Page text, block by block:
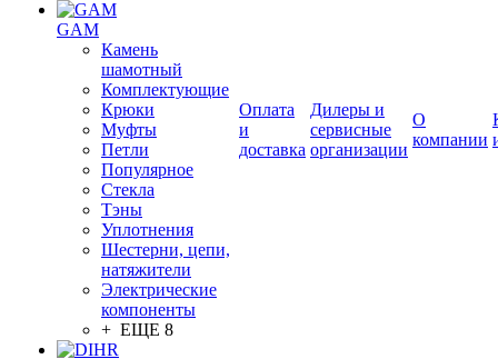
GAM
Камень
шамотный
Комплектующие
Крюки
Муфты
Петли
Популярное
Стекла
Тэны
Уплотнения
Шестерни, цепи,
натяжители
Электрические
компоненты
+ ЕЩЕ 8
Оплата
и
доставка
Дилеры и
сервисные
организации
О
компании